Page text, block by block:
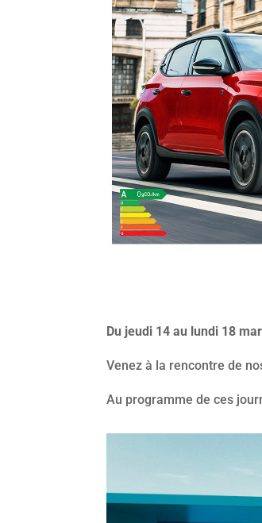
Du jeudi 14au lundi 18
Venez à la rencontre de
Au programme de ces